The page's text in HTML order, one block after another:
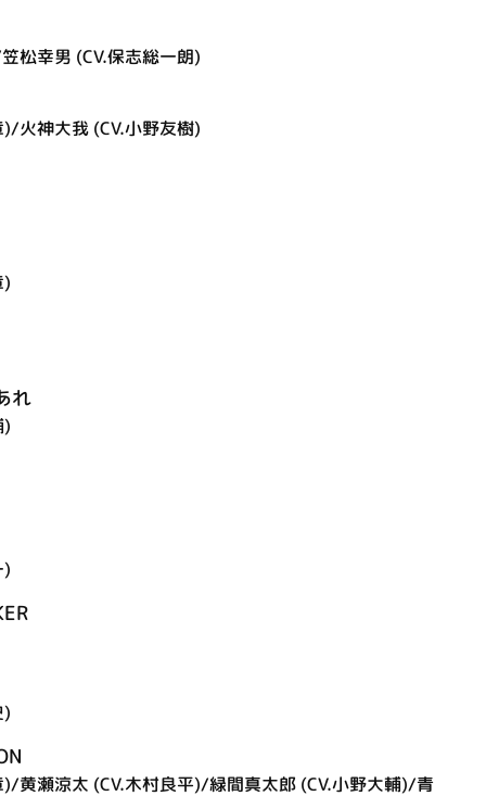
松幸男 (CV.保志総一朗)
火神大我 (CV.小野友樹)
)
れ
)
)
)
黄瀬涼太 (CV.木村良平)/緑間真太郎 (CV.小野大輔)/青